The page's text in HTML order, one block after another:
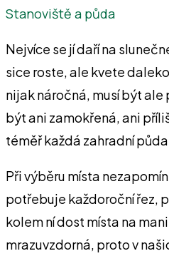
Stanoviště a půda
Nejvíce se jí daří na
sice roste, ale kvete
nijak náročná, musí být
být ani zamokřená, ani
téměř každá zahradní
Při výběru místa
potřebuje každoroční řez,
kolem ní dost místa na
mrazuvzdorná, proto v